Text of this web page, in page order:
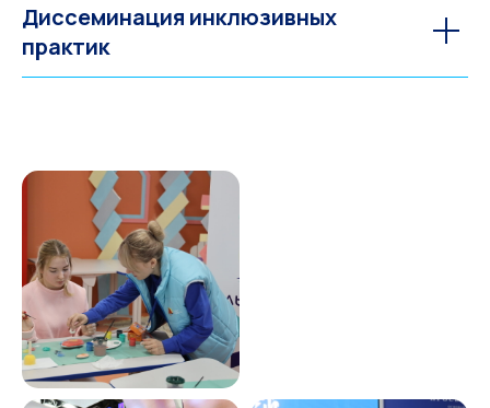
Диссеминация инклюзивных
практик